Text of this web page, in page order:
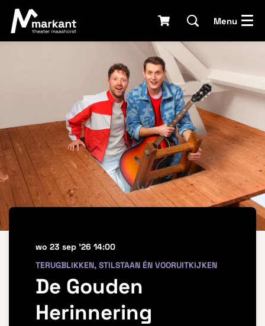
Menu
De Gouden
Herinnering
TERUGBLIKKEN, STILSTAAN ÉN VOORUITKIJKEN
wo 23 sep '26 14:00